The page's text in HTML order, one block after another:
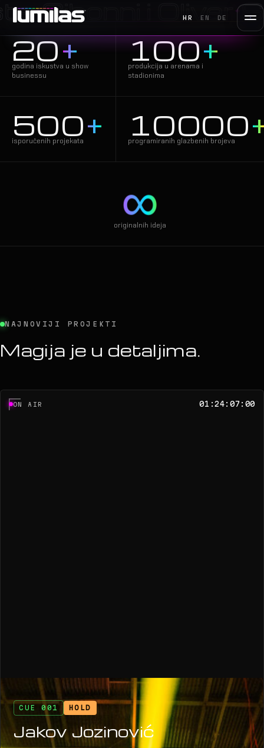
HR EN DE
i Oliver
20+
godina iskustva u show
businessu
100+
produkcija u arenama i
stadionima
500+
isporučenih projekata 10000
programiranih glazbenih brojeva
∞
originalnih ideja
NAJNOVIJI PROJEKTI
Magija je u detaljima.
ON AIR 01:24:07:00
CUE 001 HOLD
Jakov Jozinović